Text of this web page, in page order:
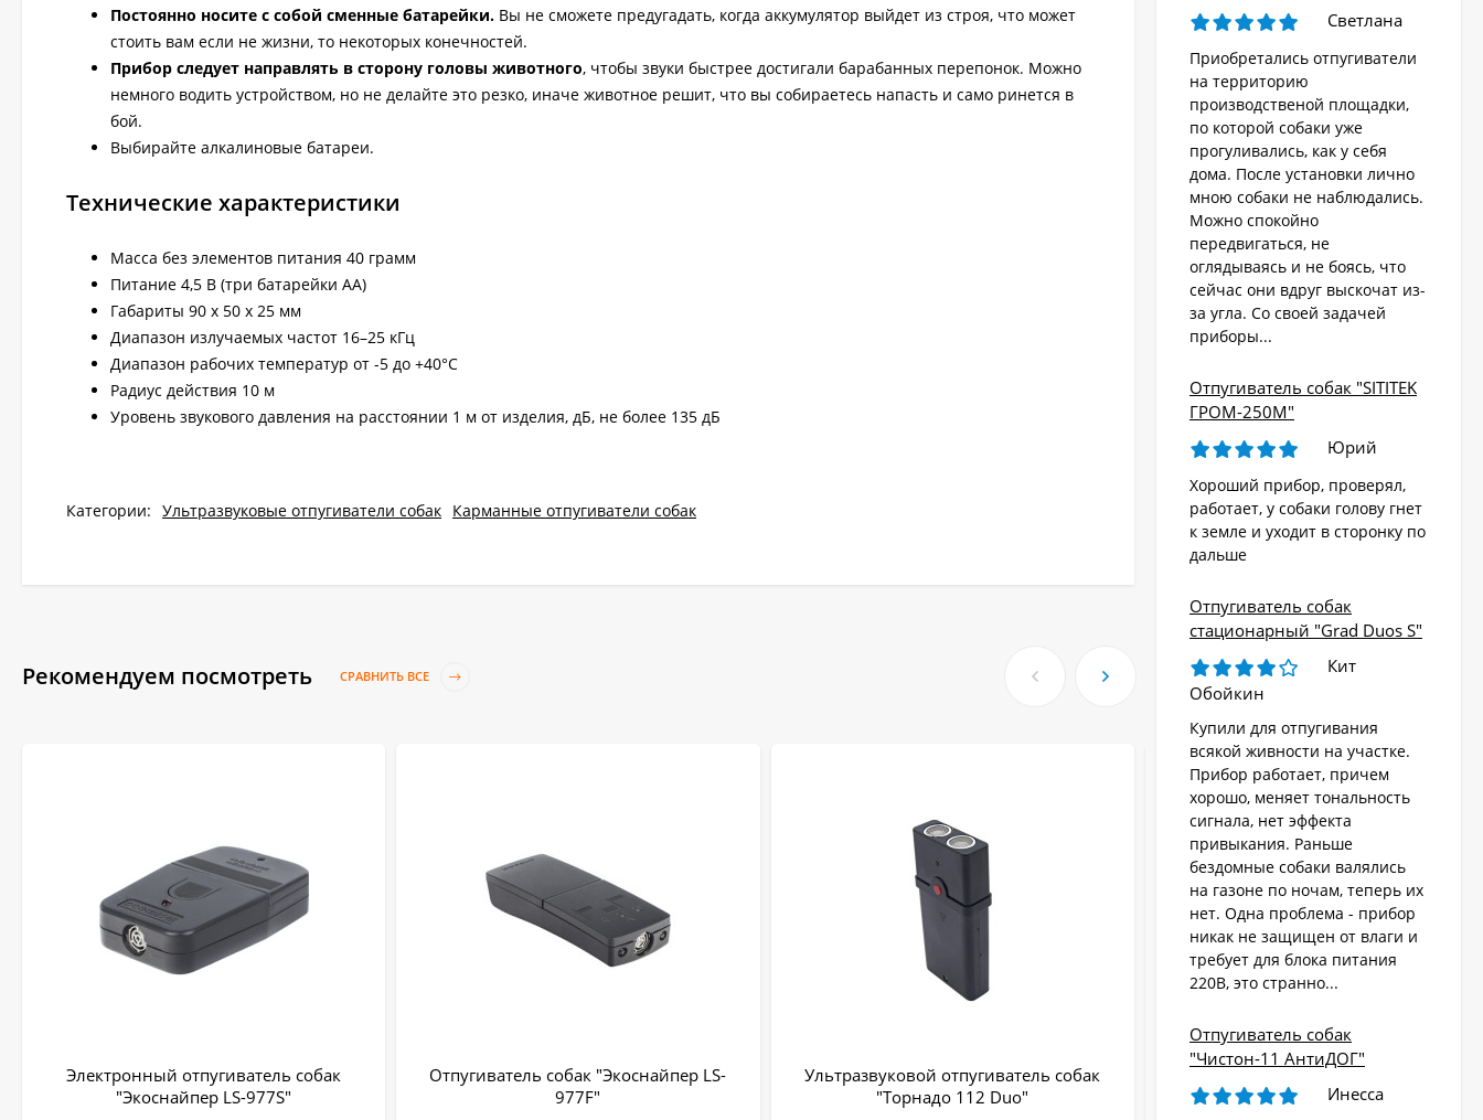
Постоянно носите с собой сменные батарейки. Вы не сможете предугадать, когда аккумулятор выйдет из строя, что может
стоить вам если не жизни, то некоторых конечностей.
Прибор следует направлять в сторону головы животного, чтобы звуки быстрее достигали барабанных перепонок. Можно
немного водить устройством, но не делайте это резко, иначе животное решит, что вы собираетесь напасть и само ринется в
бой.
Выбирайте алкалиновые батареи.
Технические характеристики
Масса без элементов питания 40 грамм
Питание 4,5 В (три батарейки AA)
Габариты 90 x 50 x 25 мм
Диапазон излучаемых частот 16–25 кГц
Диапазон рабочих температур от -5 до +40°С
Радиус действия 10 м
Уровень звукового давления на расстоянии 1 м от изделия, дБ, не более 135 дБ
Категории: Ультразвуковые отпугиватели собак Карманные отпугиватели собак
Рекомендуем посмотреть СРАВНИТЬ ВСЕ
Электронный отпугиватель собак
"Экоснайпер LS-977S"
Отпугиватель собак "Экоснайпер LS-
977F"
Ультразвуковой отпугиватель собак
"Торнадо 112 Duo"
Ультразвуковой отпугиватель кошек
собак "Торнадо - 115"
Светлана
Приобретались отпугиватели
на территорию
производственой площадки,
по которой собаки уже
прогуливались, как у себя
дома. После установки лично
мною собаки не наблюдались.
Можно спокойно
передвигаться, не
оглядываясь и не боясь, что
сейчас они вдруг выскочат из-
за угла. Со своей задачей
приборы...
Отпугиватель собак "SITITEK
ГРОМ-250М"
Юрий
Хороший прибор, проверял,
работает, у собаки голову гнет
к земле и уходит в сторонку по
дальше
Отпугиватель собак
стационарный "Grad Duos S"
Кит
Обойкин
Купили для отпугивания
всякой живности на участке.
Прибор работает, причем
хорошо, меняет тональность
сигнала, нет эффекта
привыкания. Раньше
бездомные собаки валялись
на газоне по ночам, теперь их
нет. Одна проблема - прибор
никак не защищен от влаги и
требует для блока питания
220В, это странно...
Отпугиватель собак
"Чистон-11 АнтиДОГ"
Инесса
Стационарный
отпугиватель животных
«AR-2403 Solar»
4 570₽
Ультразвуковой
отпугиватель собак,
кошек, лис, кроликов
Garden Protector 3"
8 690 ₽